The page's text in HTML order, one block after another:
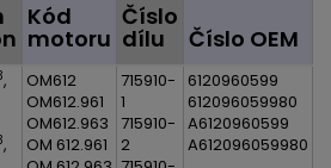
Kód
motoru
Číslo
dílu Číslo OEM
,
,
OM612
OM612.961
OM612.963
OM 612.961
715910-
1
715910-
2
6120960599
612096059980
A6120960599
A612096059980